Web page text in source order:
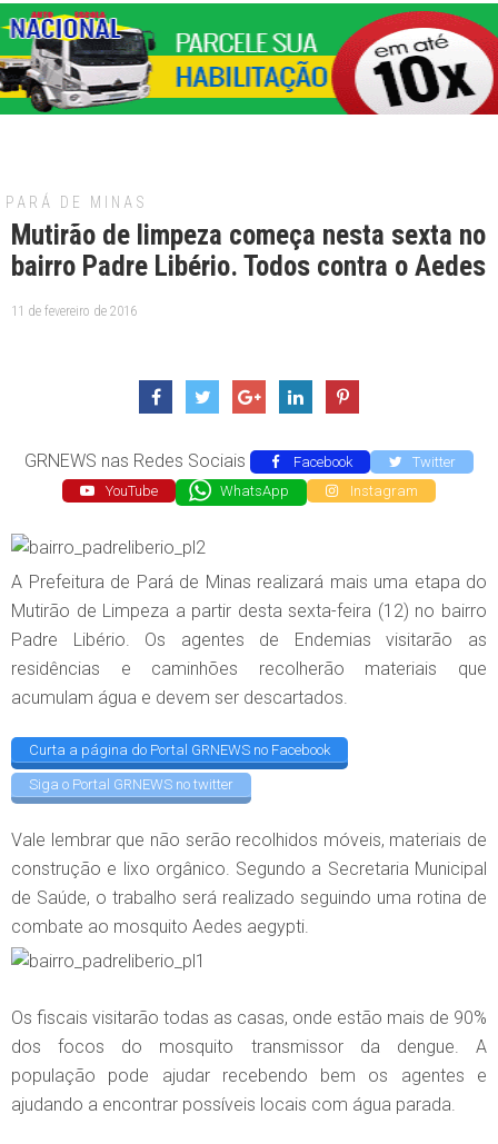
PARÁ DE MINAS
Mutirão de limpeza começa nesta sexta no
bairro Padre Libério. Todos contra o Aedes
11 de fevereiro de 2016
GRNEWS nas Redes Sociais Facebook
Twitter
YouTube
WhatsApp Instagram
A Prefeitura de Pará de Minas realizará mais uma etapa do
Mutirão de Limpeza a partir desta sexta-feira (12) no bairro
Padre Libério. Os agentes de Endemias visitarão as
residências e caminhões recolherão materiais que
acumulam água e devem ser descartados.
Curta a página do Portal GRNEWS no Facebook
Siga o Portal GRNEWS no twitter
Vale lembrar que não serão recolhidos móveis, materiais de
construção e lixo orgânico. Segundo a Secretaria Municipal
de Saúde, o trabalho será realizado seguindo uma rotina de
combate ao mosquito Aedes aegypti.
Os fiscais visitarão todas as casas, onde estão mais de 90%
dos focos do mosquito transmissor da dengue. A
população pode ajudar recebendo bem os agentes e
ajudando a encontrar possíveis locais com água parada.